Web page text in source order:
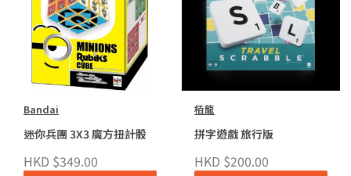
Bandai
迷你兵團 3X3 魔方扭計骰
HKD $349.00
栢龍
拼字遊戲 旅行版
HKD $200.00